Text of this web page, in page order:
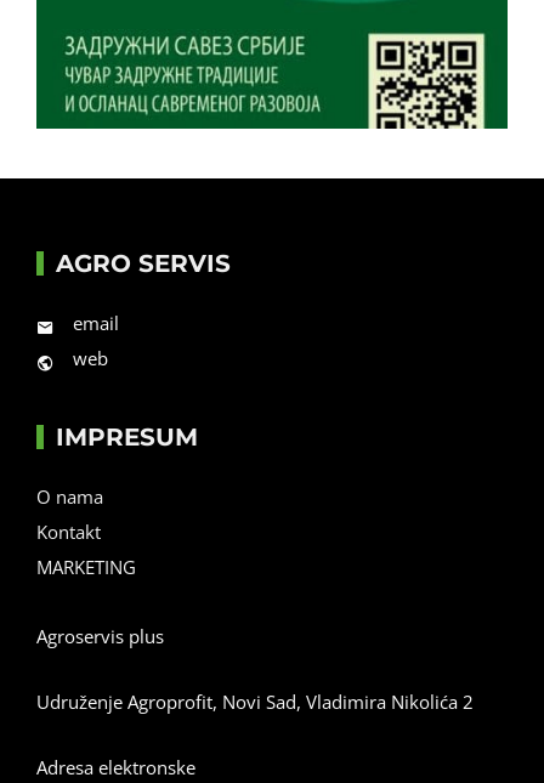
AGRO SERVIS
email
web
IMPRESUM
O nama
Kontakt
MARKETING
Agroservis plus
Udruženje Agroprofit, Novi Sad, Vladimira Nikolića 2
Adresa elektronske